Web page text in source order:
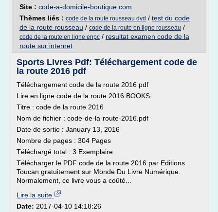
Site : code-a-domicile-boutique.com
Thèmes liés : code de la route rousseau dvd / test du code
de la route rousseau / code de la route en ligne rousseau /
code de la route en ligne enpc / resultat examen code de la
route sur internet
Sports Livres Pdf: Téléchargement code de
la route 2016 pdf
Téléchargement code de la route 2016 pdf
Lire en ligne code de la route 2016 BOOKS
Titre : code de la route 2016
Nom de fichier : code-de-la-route-2016.pdf
Date de sortie : January 13, 2016
Nombre de pages : 304 Pages
Téléchargé total : 3 Exemplaire
Télécharger le PDF code de la route 2016 par Editions
Toucan gratuitement sur Monde Du Livre Numérique.
Normalement, ce livre vous a coûté...
Lire la suite
Date: 2017-04-10 14:18:26